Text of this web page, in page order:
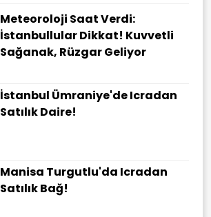
Meteoroloji Saat Verdi:
İstanbullular Dikkat! Kuvvetli
Sağanak, Rüzgar Geliyor
İstanbul Ümraniye'de Icradan
Satılık Daire!
Manisa Turgutlu'da Icradan
Satılık Bağ!